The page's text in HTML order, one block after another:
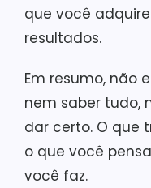
que você
resultados.
Em resumo, não
nem saber tudo,
dar certo. O que
o que você
você faz.